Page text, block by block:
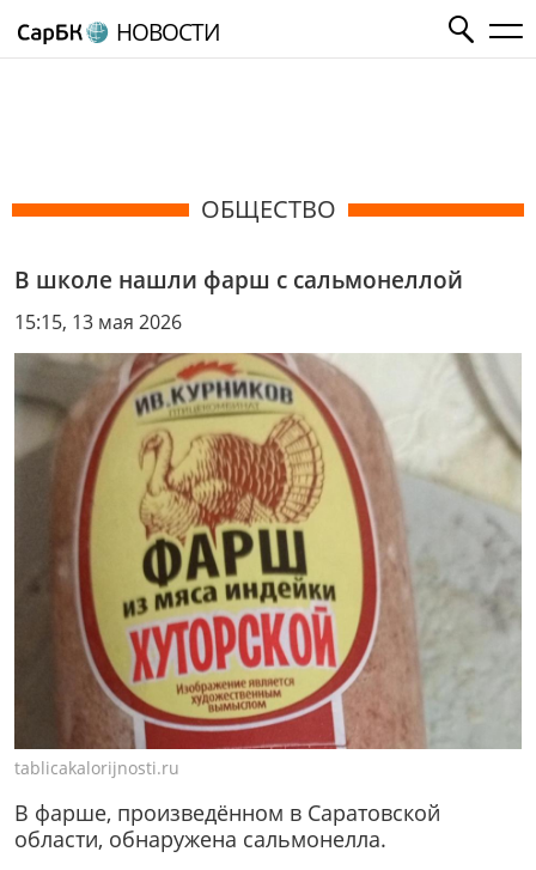
НОВОСТИ
ОБЩЕСТВО
В школе нашли фарш с сальмонеллой
15:15, 13 мая 2026
tablicakalorijnosti.ru
В фарше, произведённом в Саратовской
области, обнаружена сальмонелла.